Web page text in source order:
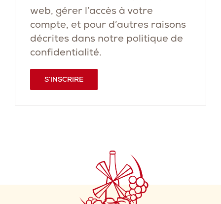
web, gérer l’accès à votre
compte, et pour d’autres raisons
décrites dans notre politique de
confidentialité.
S’INSCRIRE